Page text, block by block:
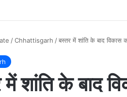
/Chhattisgarh /बस्तर में शांति के बाद विकास
शांति के बाद